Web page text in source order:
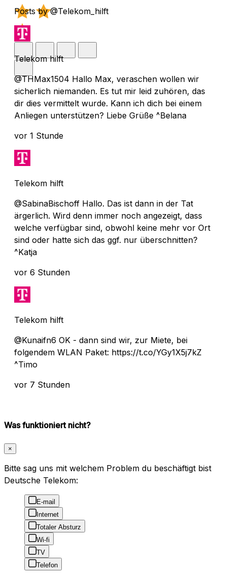
Posts by @Telekom_hilft
Telekom hilft
@THMax1504 Hallo Max, veraschen wollen wir
sicherlich niemanden. Es tut mir leid zuhören, das
dir dies vermittelt wurde. Kann ich dich bei einem
Anliegen unterstützen? Liebe Grüße ^Belana
vor 1 Stunde
Telekom hilft
@SabinaBischoff Hallo. Das ist dann in der Tat
ärgerlich. Wird denn immer noch angezeigt, dass
welche verfügbar sind, obwohl keine mehr vor Ort
sind oder hatte sich das ggf. nur überschnitten?
^Katja
vor 6 Stunden
Telekom hilft
@Kunaifn6 OK - dann sind wir, zur Miete, bei
folgendem WLAN Paket: https://t.co/YGy1X5j7kZ
^Timo
vor 7 Stunden
Was funktioniert nicht?
×
Bitte sag uns mit welchem Problem du beschäftigt bist
Deutsche Telekom:
E-mail
Internet
Totaler Absturz
Wi-fi
TV
Telefon